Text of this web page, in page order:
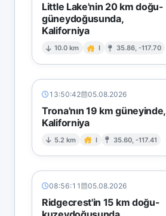
Little Lake'nin 20 km doğu-
güneydoğusunda,
Kaliforniya
10.0 km I 35.86, -117.70
13:50:42 05.08.2026
Trona'nın 19 km güneyinde,
Kaliforniya
5.2 km I 35.60, -117.41
08:56:11 05.08.2026
Ridgecrest'in 15 km doğu-